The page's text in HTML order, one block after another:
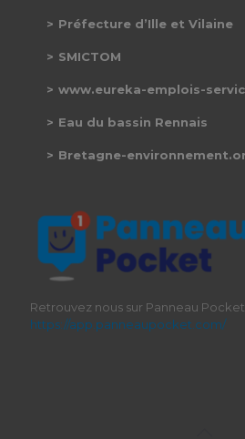
Préfecture d’Ille et Vilaine
SMICTOM
www.eureka-emplois-
Eau du bassin Rennais
Bretagne-
Retrouvez nous sur Panneau Pocket
https://app.panneaupocket.com/